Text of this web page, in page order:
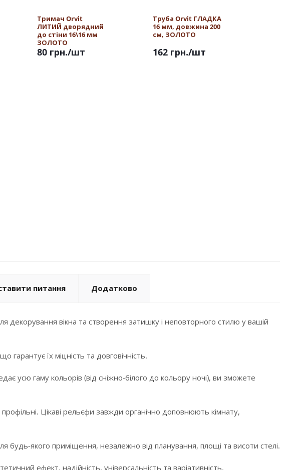
Тримач Orvit
ЛИТИЙ дворядний
до стіни 16\16 мм
ЗОЛОТО
80 грн./шт
Труба Orvit ГЛАДКА
16 мм, довжина 200
см, ЗОЛОТО
162 грн./шт
питання Додатково
вікна та створення затишку і неповторного стилю у вашій
гарантує їх міцність та довговічність.
усю гаму кольорів (від сніжно-білого до кольору ночі), ви зможете
Цікаві рельєфи завжди органічно доповнюють кімнату,
будь-якого приміщення, незалежно від планування, площі та висоти стелі.
ефект, надійність, універсальність та варіативність.